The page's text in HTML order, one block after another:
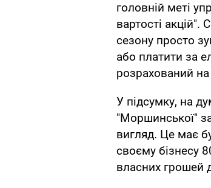
головній меті
вартості акцій".
сезону просто
або платити за
розрахований на
У підсумку, на
"Моршинської"
вигляд. Це має
своєму бізнесу
власних грошей